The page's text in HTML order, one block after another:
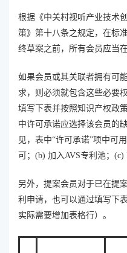
根据《中关村视听产业技术
策》第十八条之规定，在标
终草案之前，所有会员应当
如果会员或其关联者拥有可
求，则必须就包含这些必要
填写下表并按照知识产权政
中许可承诺应选择该会员的
见，表中“许可承诺”项中可
可；(b) 加入AVS专利池；(c)
另外，提案会员对于已在提
利申请，也可以通过填写下
实际需要增加表格行）。